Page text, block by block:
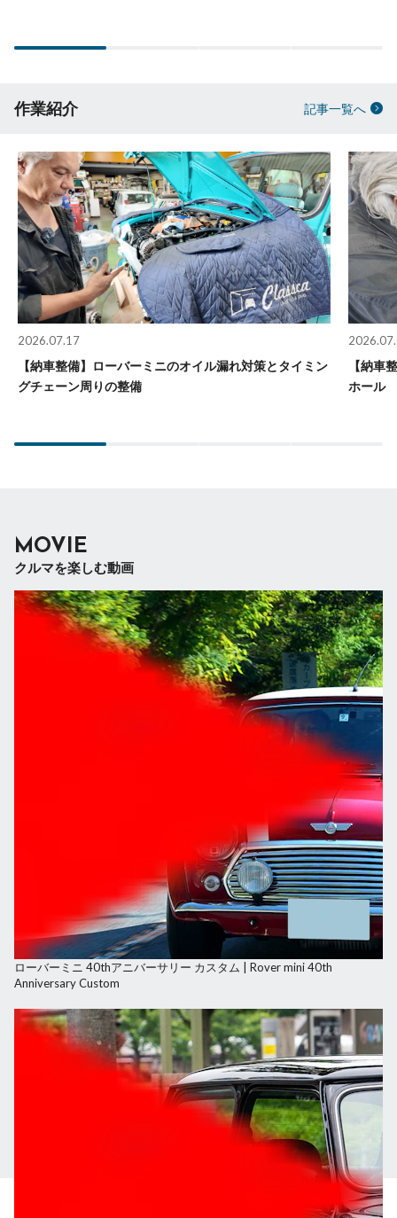
作業紹介 記事一覧へ
2026.07.17
【納車整備】ローバーミニのオイル漏れ対策とタイミン
グチェーン周りの整備
【納車
ホール
MOVIE
クルマを楽しむ動画
ローバーミニ 40thアニバーサリー カスタム | Rover mini 40th
Anniversary Custom